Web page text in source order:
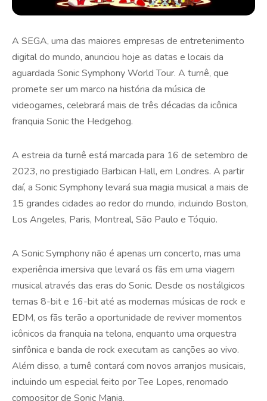
A SEGA, uma das maiores empresas de entretenimento
digital do mundo, anunciou hoje as datas e locais da
aguardada Sonic Symphony World Tour. A turnê, que
promete ser um marco na história da música de
videogames, celebrará mais de três décadas da icônica
franquia Sonic the Hedgehog.
A estreia da turnê está marcada para 16 de setembro de
2023, no prestigiado Barbican Hall, em Londres. A partir
daí, a Sonic Symphony levará sua magia musical a mais de
15 grandes cidades ao redor do mundo, incluindo Boston,
Los Angeles, Paris, Montreal, São Paulo e Tóquio.
A Sonic Symphony não é apenas um concerto, mas uma
experiência imersiva que levará os fãs em uma viagem
musical através das eras do Sonic. Desde os nostálgicos
temas 8-bit e 16-bit até as modernas músicas de rock e
EDM, os fãs terão a oportunidade de reviver momentos
icônicos da franquia na telona, enquanto uma orquestra
sinfônica e banda de rock executam as canções ao vivo.
Além disso, a turnê contará com novos arranjos musicais,
incluindo um especial feito por Tee Lopes, renomado
compositor de Sonic Mania.